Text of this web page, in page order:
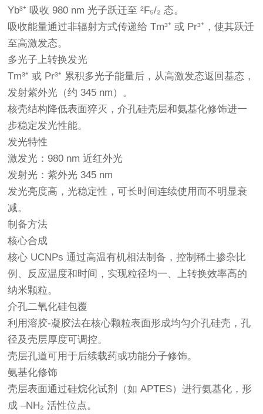
Yb³⁺ 吸收 980 nm 光子跃迁至 ²F₅/₂ 态。
吸收能量通过非辐射方式传递给 Tm³⁺ 或 Pr³⁺，使其跃迁
至高激发态。
多光子上转换发光
Tm³⁺ 或 Pr³⁺ 累积多光子能量后，从高激发态返回基态，
发射紫外光（约 345 nm）。
核壳结构降低表面猝灭，介孔硅壳层和氨基化修饰进一
步稳定发光性能。
发光特性
激发光：980 nm 近红外光
发射光：紫外光 345 nm
发光亮度高，光稳定性，可长时间连续使用而不明显衰
减。
制备方法
核心合成
核心 UCNPs 通过高温有机相法制备，控制稀土掺杂比
例、反应温度和时间，实现粒径均一、上转换效率高的
纳米颗粒。
介孔二氧化硅包覆
利用溶胶-凝胶法在核心颗粒表面形成均匀介孔硅壳，孔
径及壳层厚度可调控。
壳层孔道可用于后续载药或功能分子修饰。
氨基化修饰
壳层表面通过硅烷化试剂（如 APTES）进行氨基化，形
成 –NH₂ 活性位点。